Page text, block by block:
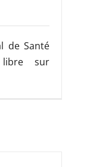
de Santé
libre sur